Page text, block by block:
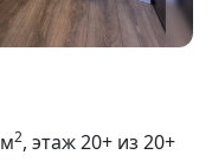
м2, этаж 20+ из 20+